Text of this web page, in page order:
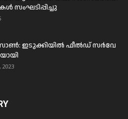
സംഘടിപ്പിച്ചു
ഇടുക്കിയില്‍ ഫീല്‍ഡ് സര്‍വേ
2023